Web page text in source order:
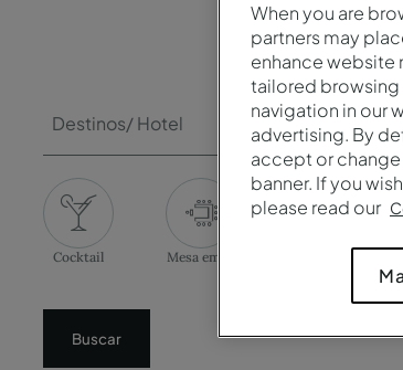
Destinos/ Hotel
Cocktail Mesa em U
Buscar
When you are
partners may
enhance website
tailored browsing
navigation in our
advertising. By
accept or
banner. If you
please read our